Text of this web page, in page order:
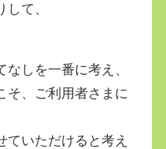
て、
しを一番に考え、
そ、ご利用者さまに
ていただけると考え